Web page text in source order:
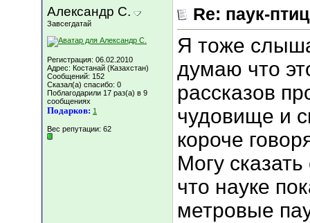
Александр С.
Завсегдатай
Регистрация: 06.02.2010
Адрес: Костанай (Казахстан)
Сообщений: 152
Сказал(а) спасибо: 0
Поблагодарили 17 раз(а) в 9
сообщениях
Подарков: 1
Вес репутации: 62
Re: паук-
Я тоже
думаю что
рассказов
чудовище и
короче
Могу
что науке
метровые